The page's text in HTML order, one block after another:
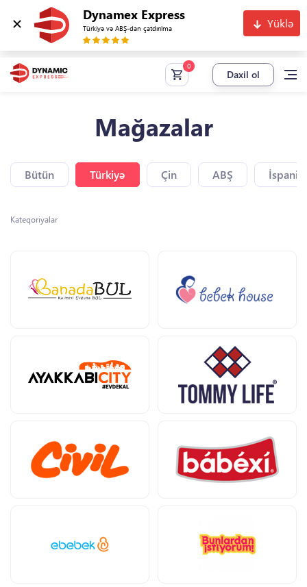
Dynamex Express
Türkiyə və ABŞ-dan çatdırılma Yüklə
Daxil ol
Mağazalar
Bütün Türkiyə Çin ABŞ
Kateqoriyalar